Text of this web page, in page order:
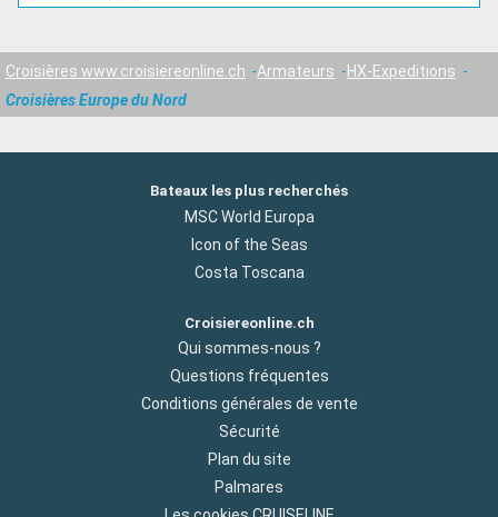
Croisières www.croisiereonline.ch Armateurs
HX-Expeditions
Croisières Europe du Nord
Bateaux les plus recherchés
MSC World Europa
Icon of the Seas
Costa Toscana
Croisiereonline.ch
Qui sommes-nous ?
Questions fréquentes
Conditions générales de vente
Sécurité
Plan du site
Palmares